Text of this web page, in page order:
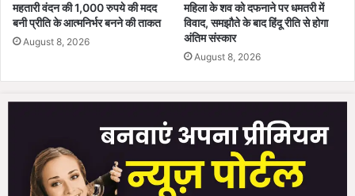
महतारी वंदन की 1,000 रुपये की मदद
बनी प्रीति के आत्मनिर्भर बनने की ताकत
August 8, 2026
महिला के शव को दफनाने पर धमतरी में
विवाद, समझौते के बाद हिंदू रीति से होगा
अंतिम संस्कार
August 8, 2026